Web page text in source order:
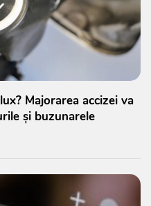
Majorarea accizei va
și buzunarele